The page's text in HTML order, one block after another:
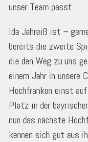
unser Team passt.
Ida Jahreiß ist –
bereits die zweite
die den Weg zu uns
einem Jahr in unsere
Hochfranken einst
Platz in der
nun das nächste
kennen sich gut aus